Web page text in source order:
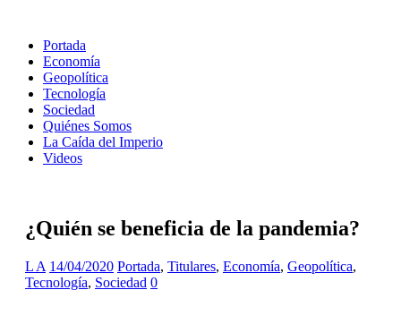
Portada
Economía
Geopolítica
Tecnología
Sociedad
Quiénes Somos
La Caída del Imperio
Videos
¿Quién se beneficia de la pandemia?
L A 14/04/2020 Portada, Titulares, Economía, Geopolítica,
Tecnología, Sociedad 0